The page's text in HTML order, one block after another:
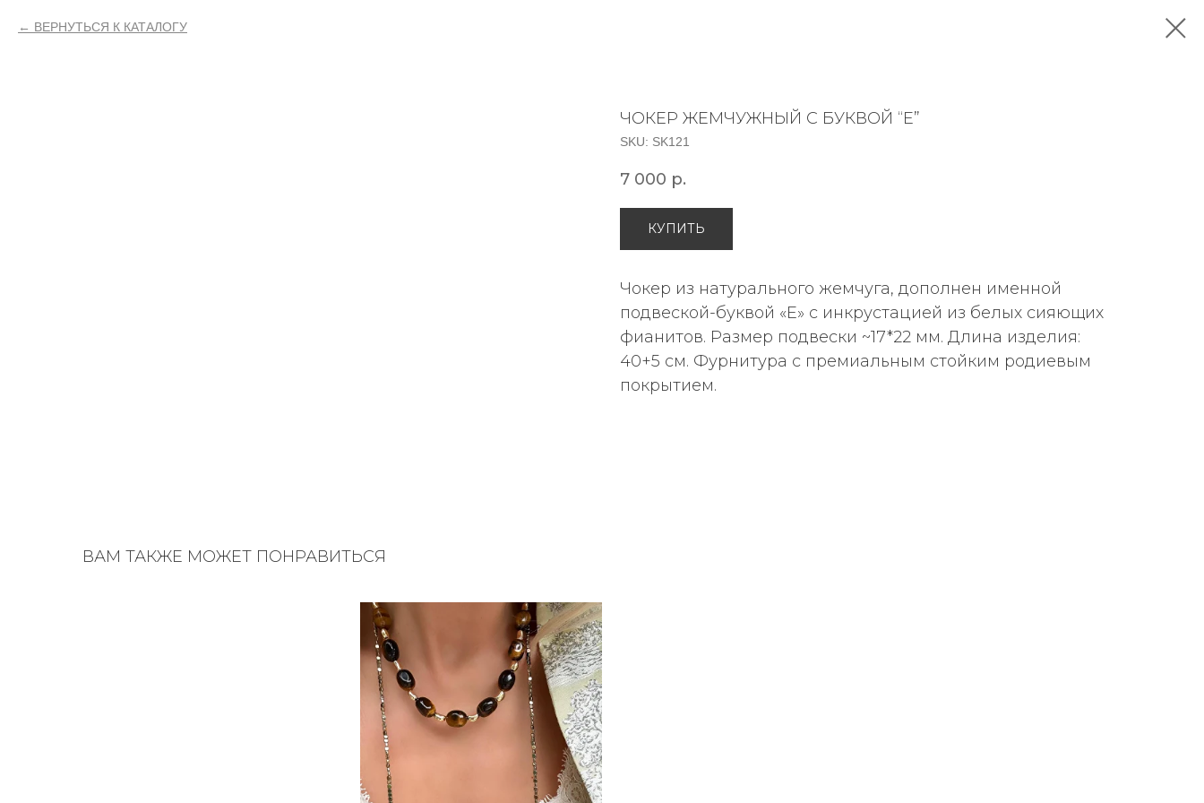
ВЕРНУТЬСЯ К КАТАЛОГУ
ЧОКЕР ЖЕМЧУЖНЫЙ С БУКВОЙ “Е”
SKU: SK121
7 000 р.
КУПИТЬ
Чокер из натурального жемчуга, дополнен именной
подвеской-буквой «E» с инкрустацией из белых сияющих
фианитов. Размер подвески ~17*22 мм. Длина изделия:
40+5 см. Фурнитура с премиальным стойким родиевым
покрытием.
ВАМ ТАКЖЕ МОЖЕТ ПОНРАВИТЬСЯ